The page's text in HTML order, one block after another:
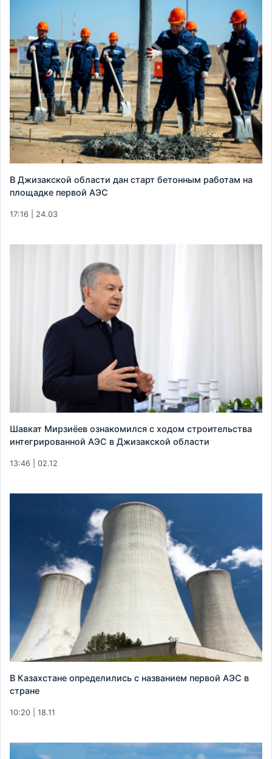
В Джизакской области дан старт бетонным работам на
площадке первой АЭС
17:16 | 24.03
Шавкат Мирзиёев ознакомился с ходом строительства
интегрированной АЭС в Джизакской области
13:46 | 02.12
В Казахстане определились с названием первой АЭС в
стране
10:20 | 18.11